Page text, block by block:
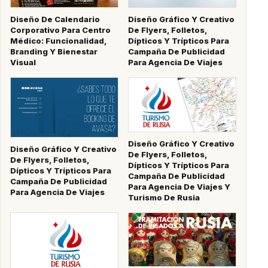
Diseño De Calendario
Corporativo Para Centro
Médico: Funcionalidad,
Branding Y Bienestar
Visual
Diseño Gráfico Y Creativo
De Flyers, Folletos,
Dípticos Y Trípticos Para
Campaña De Publicidad
Para Agencia De Viajes
Diseño Gráfico Y Creativo
De Flyers, Folletos,
Dípticos Y Trípticos Para
Campaña De Publicidad
Para Agencia De Viajes
Diseño Gráfico Y Creativo
De Flyers, Folletos,
Dípticos Y Trípticos Para
Campaña De Publicidad
Para Agencia De Viajes Y
Turismo De Rusia